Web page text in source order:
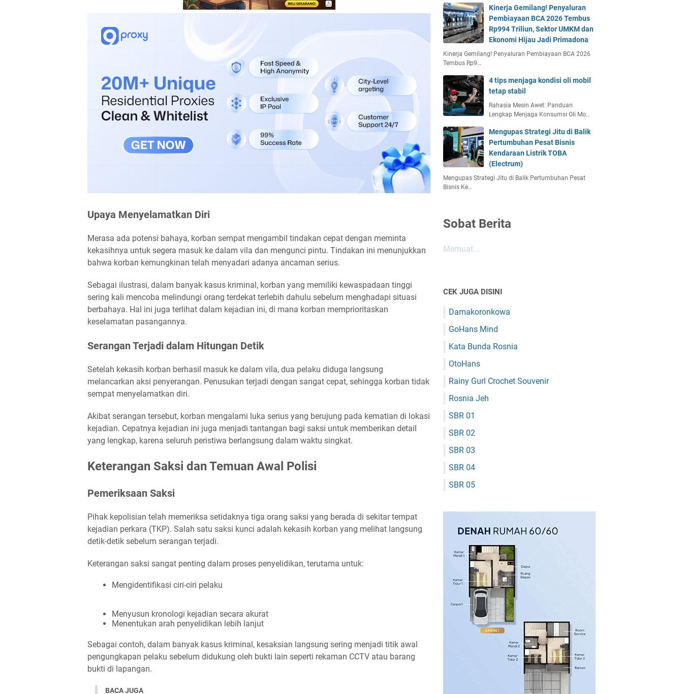
Upaya Menyelamatkan Diri
Merasa ada potensi bahaya, korban sempat mengambil tindakan cepat dengan meminta
kekasihnya untuk segera masuk ke dalam vila dan mengunci pintu. Tindakan ini menunjukkan
bahwa korban kemungkinan telah menyadari adanya ancaman serius.
Sebagai ilustrasi, dalam banyak kasus kriminal, korban yang memiliki kewaspadaan tinggi
sering kali mencoba melindungi orang terdekat terlebih dahulu sebelum menghadapi situasi
berbahaya. Hal ini juga terlihat dalam kejadian ini, di mana korban memprioritaskan
keselamatan pasangannya.
Serangan Terjadi dalam Hitungan Detik
Setelah kekasih korban berhasil masuk ke dalam vila, dua pelaku diduga langsung
melancarkan aksi penyerangan. Penusukan terjadi dengan sangat cepat, sehingga korban tidak
sempat menyelamatkan diri.
Akibat serangan tersebut, korban mengalami luka serius yang berujung pada kematian di lokasi
kejadian. Cepatnya kejadian ini juga menjadi tantangan bagi saksi untuk memberikan detail
yang lengkap, karena seluruh peristiwa berlangsung dalam waktu singkat.
Keterangan Saksi dan Temuan Awal Polisi
Pemeriksaan Saksi
Pihak kepolisian telah memeriksa setidaknya tiga orang saksi yang berada di sekitar tempat
kejadian perkara (TKP). Salah satu saksi kunci adalah kekasih korban yang melihat langsung
detik-detik sebelum serangan terjadi.
Keterangan saksi sangat penting dalam proses penyelidikan, terutama untuk:
Mengidentifikasi ciri-ciri pelaku
Menyusun kronologi kejadian secara akurat
Menentukan arah penyelidikan lebih lanjut
Sebagai contoh, dalam banyak kasus kriminal, kesaksian langsung sering menjadi titik awal
pengungkapan pelaku sebelum didukung oleh bukti lain seperti rekaman CCTV atau barang
bukti di lapangan.
BACA JUGA
Kinerja Gemilang! Penyaluran
Pembiayaan BCA 2026 Tembus
Rp994 Triliun, Sektor UMKM dan
Ekonomi Hijau Jadi Primadona
Kinerja Gemilang! Penyaluran Pembiayaan BCA 2026
Tembus Rp9…
4 tips menjaga kondisi oli mobil
tetap stabil
Rahasia Mesin Awet: Panduan
Lengkap Menjaga Konsumsi Oli Mo…
Mengupas Strategi Jitu di Balik
Pertumbuhan Pesat Bisnis
Kendaraan Listrik TOBA
(Electrum)
Mengupas Strategi Jitu di Balik Pertumbuhan Pesat
Bisnis Ke…
Sobat Berita
Memuat...
CEK JUGA DISINI
Damakoronkowa
GoHans Mind
Kata Bunda Rosnia
OtoHans
Rainy Gurl Crochet Souvenir
Rosnia Jeh
SBR 01
SBR 02
SBR 03
SBR 04
SBR 05